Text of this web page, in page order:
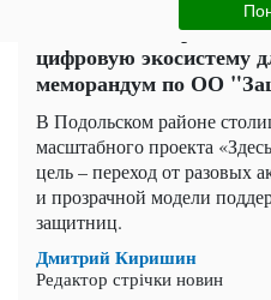
В Подольском районе
цифровую экосистему
меморандум по ОО
В Подольском районе
масштабного проекта
цель – переход от разовых
и прозрачной модели
защитниц.
Дмитрий Киришин
Редактор стрічки новин